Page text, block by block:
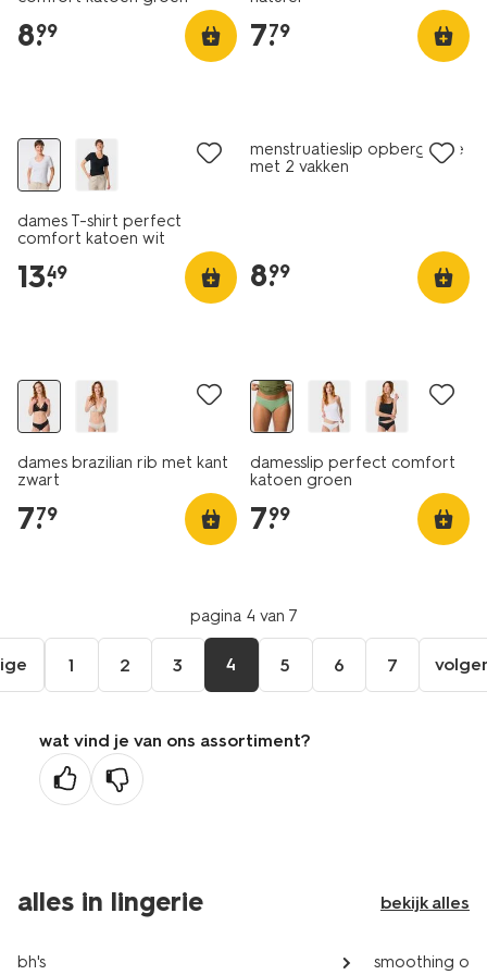
8.
99 7.
79
dames T-shirt perfect
comfort katoen wit
13.
49
menstruatieslip opbergzakje
met 2 vakken
8.
99
dames brazilian rib met kant
zwart
7.
79
damesslip perfect comfort
katoen groen
7.
99
pagina 4 van 7
1 2 3 4 5 6 7
wat vind je van ons assortiment?
alles in lingerie bekijk alles
bh's smoothing